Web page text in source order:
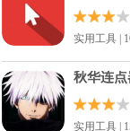
实用工具 |
秋华连点
实用工具 |